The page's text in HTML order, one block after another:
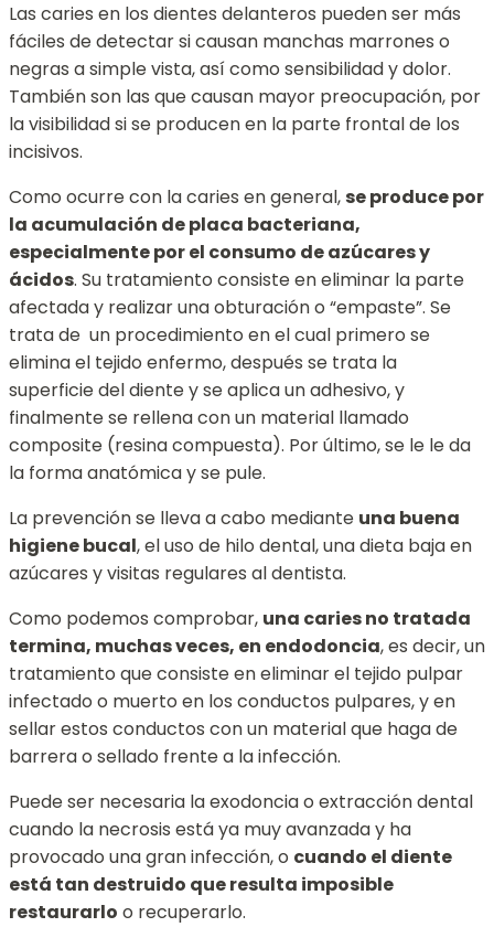
Las caries en los dientes delanteros pueden ser más
fáciles de detectar si causan manchas marrones o
negras a simple vista, así como sensibilidad y dolor.
También son las que causan mayor preocupación, por
la visibilidad si se producen en la parte frontal de los
incisivos.
Como ocurre con la caries en general, se produce por
la acumulación de placa bacteriana,
especialmente por el consumo de azúcares y
ácidos. Su tratamiento consiste en eliminar la parte
afectada y realizar una obturación o “empaste”. Se
trata de un procedimiento en el cual primero se
elimina el tejido enfermo, después se trata la
superficie del diente y se aplica un adhesivo, y
finalmente se rellena conun material llamado
composite (resina compuesta). Por último, se le le da
la forma anatómica y se pule.
La prevención se lleva a cabo mediante una buena
higiene bucal, el uso de hilo dental, una dieta baja en
azúcares y visitas regulares al dentista.
Como podemos comprobar, una caries no tratada
termina, muchas veces, en endodoncia, es decir,un
tratamiento que consiste en eliminar el tejido pulpar
infectado o muerto en los conductos pulpares, y en
sellar estos conductos con un material que haga de
barrera o sellado frente a la infección.
Puede ser necesaria la exodoncia o extracción dental
cuando la necrosis está ya muy avanzaday ha
provocado una gran infección, o cuando el diente
está tan destruido que resulta imposible
restaurarlo o recuperarlo.